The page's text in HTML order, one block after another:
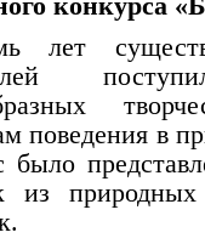
конкурса
лет
поведения в
было
из